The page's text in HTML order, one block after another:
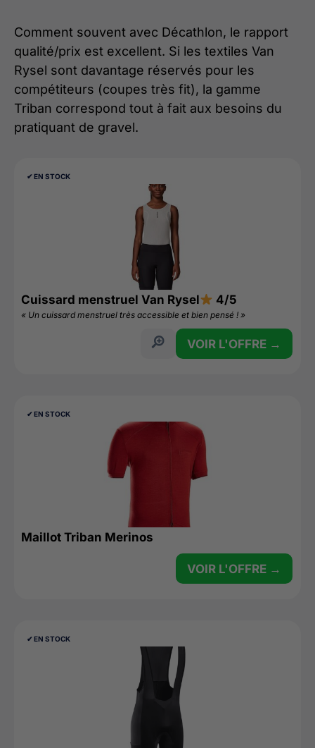
Comment souvent avec Décathlon, le rapport
qualité/prix est excellent. Si les textiles Van
Rysel sont davantage réservés pour les
compétiteurs (coupes très fit), la gamme
Triban correspond tout à fait aux besoins du
pratiquant de gravel.
✔︎ EN STOCK
Cuissard menstruel Van Rysel 4/5
« Un cuissard menstruel très accessible et bien pensé ! »
VOIR L'OFFRE →
✔︎ EN STOCK
Maillot Triban Merinos
VOIR L'OFFRE →
✔︎ EN STOCK